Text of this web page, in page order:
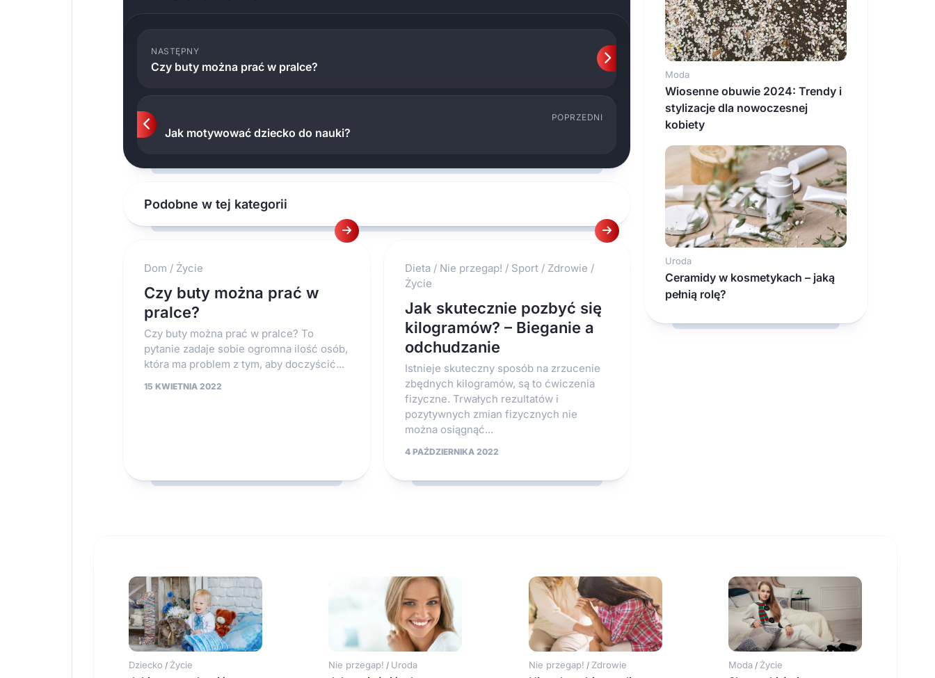
NASTĘPNY
Czy buty można prać w pralce?
POPRZEDNI
Jak motywować dziecko do nauki?
Podobne w tej kategorii
Dom / Życie
Czy buty można prać w
pralce?
Czy buty można prać w pralce? To
pytanie zadaje sobie ogromna ilość osób,
która ma problem z tym, aby doczyścić...
15 KWIETNIA 2022
Dieta/ Nie przegap! / Sport/ Zdrowie /
Życie
Jak skutecznie pozbyć się
kilogramów? – Bieganie a
odchudzanie
Istnieje skuteczny sposób na zrzucenie
zbędnych kilogramów, są to ćwiczenia
fizyczne. Trwałych rezultatów i
pozytywnych zmian fizycznych nie
można osiągnąć...
4 PAŹDZIERNIKA 2022
Moda
Wiosenne obuwie 2024: Trendy i
stylizacje dla nowoczesnej
kobiety
Uroda
Ceramidy w kosmetykach – jaką
pełnią rolę?
Dziecko / Życie Nie przegap! / Uroda Nie przegap! / Zdrowie Moda / Życie